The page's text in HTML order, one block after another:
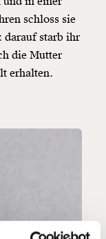
und
6017
für
schloss sie
darauf starb ihr
die Mutter
erhalten.